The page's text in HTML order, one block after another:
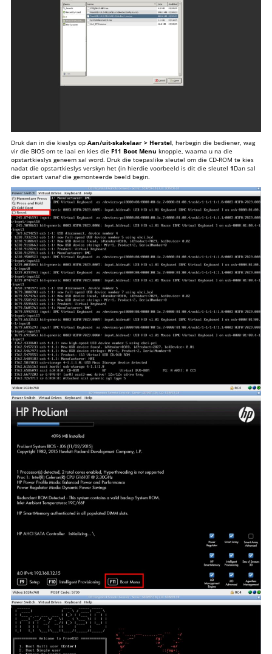
Druk dan in die kieslys op Aan/uit-skakelaar > Herstel, herbegin die bediener, wag
vir die BIOS om te laai en kies die F11 Boot Menu knoppie, waarna u na die
opstartkieslys geneem sal word. Druk die toepaslike sleutel om die CD-ROM te kies
nadat die opstartkieslys verskyn het (in hierdie voorbeeld is dit die sleutel 1Dan sal
die opstart vanaf die gemonteerde beeld begin.